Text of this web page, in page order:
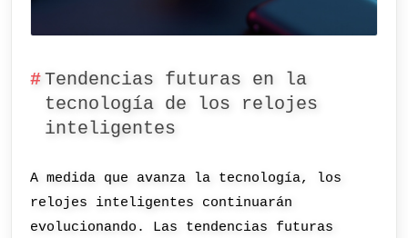
Tendencias futuras en la
tecnología de los relojes
inteligentes
A medida que avanza la tecnología, los
relojes inteligentes continuarán
evolucionando. Las tendencias futuras